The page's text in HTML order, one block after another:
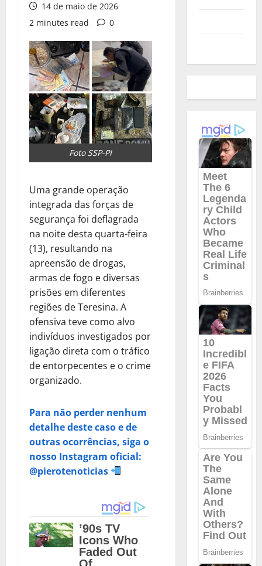
14 de maio de 2026
2 minutes read
0
Foto SSP-PI
Uma grande operação
integrada das forças de
segurança foi deflagrada
na noite desta quarta-feira
(13), resultando na
apreensão de drogas,
armas de fogo e diversas
prisões em diferentes
regiões de Teresina. A
ofensiva teve como alvo
indivíduos investigados por
ligação direta com o tráfico
de entorpecentes e o crime
organizado.
Para não perder nenhum
detalhe deste caso e de
outras ocorrências, siga o
nosso Instagram oficial:
@pierotenoticias